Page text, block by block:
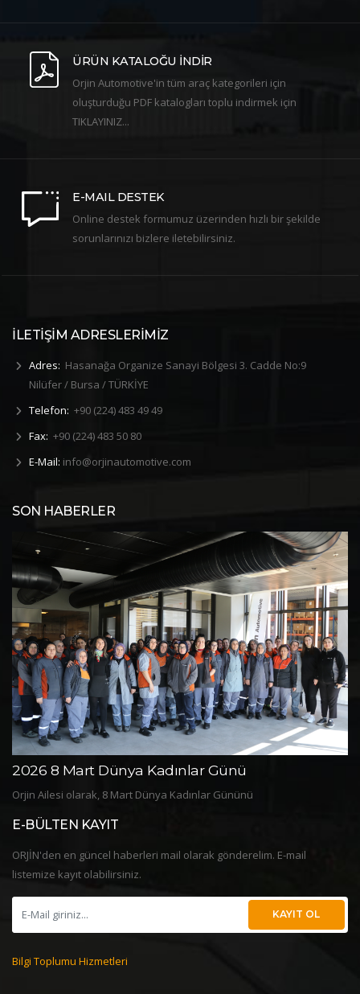
ÜRÜN KATALOĞU İNDİR
Orjin Automotive'in tüm araç kategorileri için
oluşturduğu PDF katalogları toplu indirmek için
TIKLAYINIZ...
E-MAIL DESTEK
Online destek formumuz üzerinden hızlı bir şekilde
sorunlarınızı bizlere iletebilirsiniz.
İLETİŞİM ADRESLERİMİZ
Adres: Hasanağa Organize Sanayi Bölgesi 3. Cadde No:9
Nilüfer / Bursa / TÜRKİYE
Telefon: +90 (224) 483 49 49
Fax: +90 (224) 483 50 80
E-Mail: info@orjinautomotive.com
SON HABERLER
2026 8 Mart Dünya Kadınlar Günü
Orjin Ailesi olarak, 8 Mart Dünya Kadınlar Gününü
E-BÜLTEN KAYIT
ORJİN'den en güncel haberleri mail olarak gönderelim. E-mail
listemize kayıt olabilirsiniz.
KAYIT OL
Bilgi Toplumu Hizmetleri